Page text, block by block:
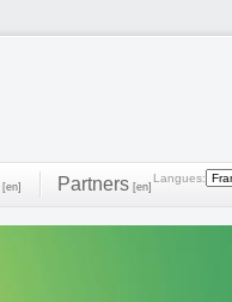
Langues:
[en] Partners [en]